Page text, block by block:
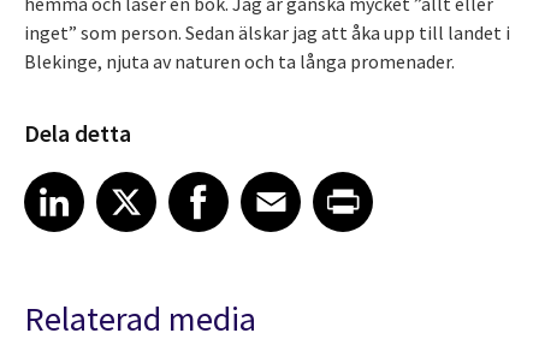
inget” som person. Sedan älskar jag att åka upp till landet i
Blekinge, njuta av naturen och ta långa promenader.
Dela detta
Share article on LinkedIn
LinkedIn
Share article on XShare article on Facebook
Facebook
Share article on Email
EmailShare article on Print
Relaterad media